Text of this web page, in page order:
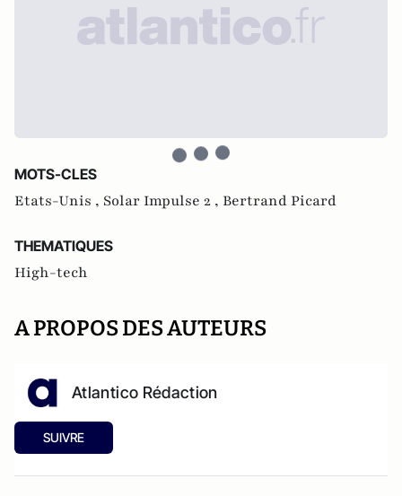
MOTS-CLES
Etats-Unis , Solar Impulse 2 , Bertrand Picard
THEMATIQUES
High-tech
A PROPOS DES AUTEURS
Atlantico Rédaction
SUIVRE